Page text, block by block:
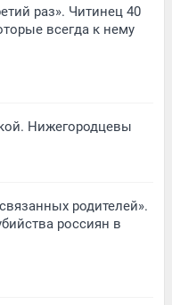
раз». Читинец 40
всегда к нему
Нижегородцевы
родителей».
россиян в